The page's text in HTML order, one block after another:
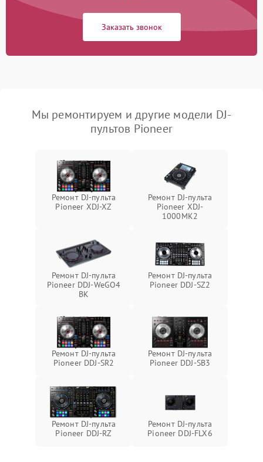
Заказать звонок
Мы ремонтируем и другие модели DJ-
пультов Pioneer
Ремонт DJ-пульта
Pioneer XDJ-XZ
Ремонт DJ-пульта
Pioneer XDJ-
1000MK2
Ремонт DJ-пульта
Pioneer DDJ-WeGO4
BK
Ремонт DJ-пульта
Pioneer DDJ-SZ2
Ремонт DJ-пульта
Pioneer DDJ-SR2
Ремонт DJ-пульта
Pioneer DDJ-SB3
Ремонт DJ-пульта
Pioneer DDJ-RZ
Ремонт DJ-пульта
Pioneer DDJ-FLX6